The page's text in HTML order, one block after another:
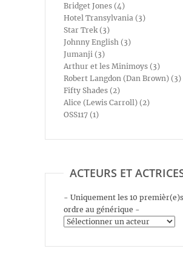
Bridget Jones (4)
Hotel Transylvania (3)
Star Trek (3)
Johnny English (3)
Jumanji (3)
Arthur et les Minimoys (3)
Robert Langdon (Dan Brown) (3)
Fifty Shades (2)
Alice (Lewis Carroll) (2)
OSS117 (1)
ACTEURS ET
- Uniquement les 10
ordre au générique -